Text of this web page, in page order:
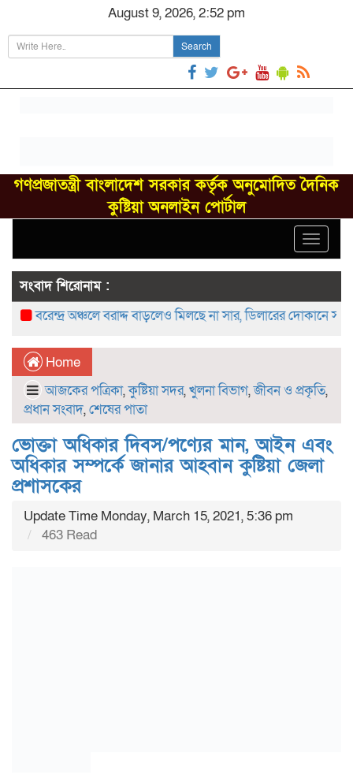
August 9, 2026, 2:52 pm
Search
গণপ্রজাতন্ত্রী বাংলাদেশ সরকার কর্তৃক অনুমোদিত দৈনিক
কুষ্টিয়া অনলাইন পোর্টাল
Toggle
সংবাদ শিরোনাম :
বরেন্দ্র অঞ্চলে বরাদ্দ বাড়লেও মিলছে না সার, ডিলারের দোকানে
Home
আজকের পত্রিকা,কুষ্টিয়া সদর,খুলনা বিভাগ,জীবন ও প্রকৃতি,
প্রধান সংবাদ,শেষের পাতা
ভোক্তা অধিকার দিবস/পণ্যের মান, আইন এবং
অধিকার সম্পর্কে জানার আহবান কুষ্টিয়া জেলা
প্রশাসকের
Update Time Monday, March 15, 2021, 5:36 pm
463 Read